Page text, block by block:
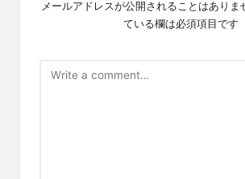
メールアドレスが公開されることはありま
ている欄は必須項目です